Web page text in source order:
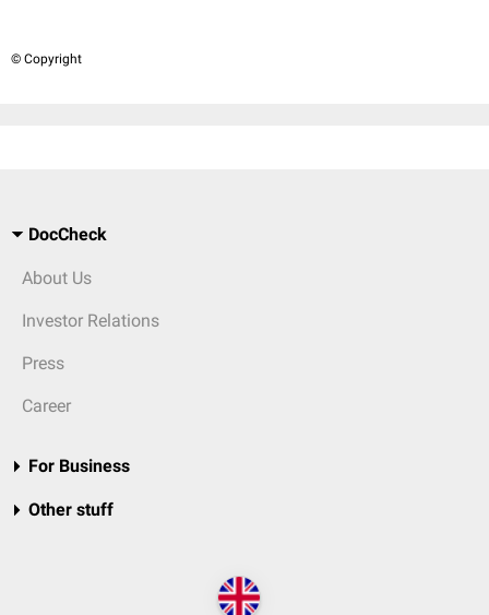
© Copyright
DocCheck
About Us
Investor Relations
Press
Career
For Business
Other stuff